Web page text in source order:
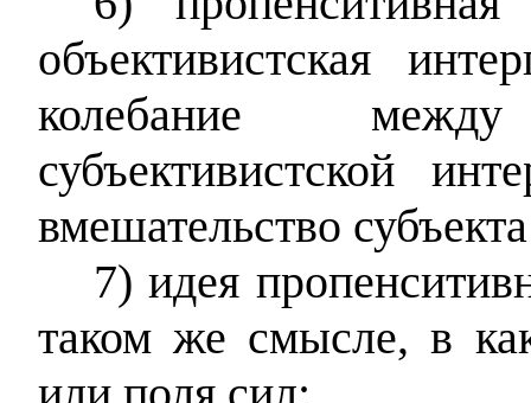
объективистская
колебание
субъективистской
вмешательство
7) идея
таком же смысле, в